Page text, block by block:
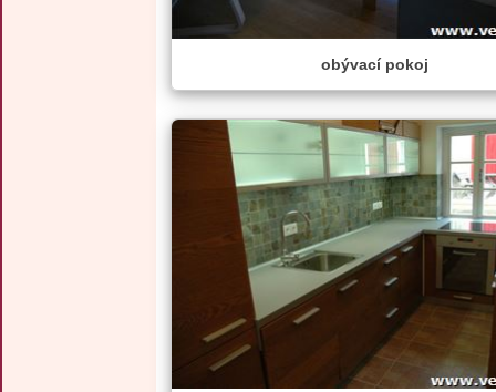
obývací pokoj